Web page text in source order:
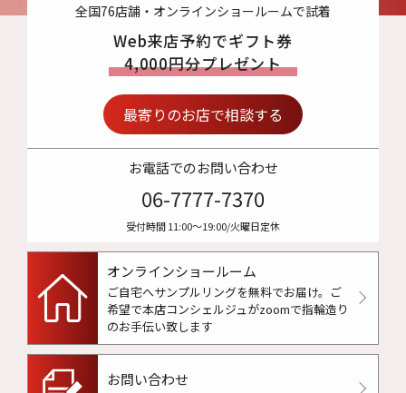
全国76店舗・オンラインショールームで試着
Web来店予約でギフト券
4,000円分プレゼント
最寄りのお店で相談する
お電話でのお問い合わせ
06-7777-7370
受付時間 11:00〜19:00/火曜日定休
オンラインショールーム
ご自宅へサンプルリングを無料でお届け。 ご
希望で本店コンシェルジュがzoomで指輪造り
のお手伝い致します
お問い合わせ